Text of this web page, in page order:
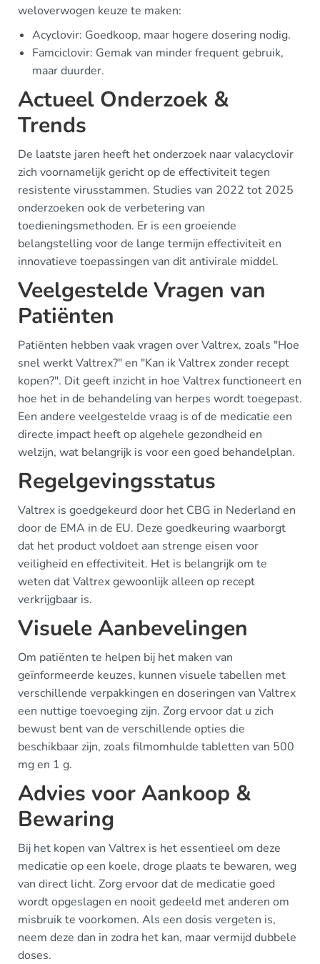
weloverwogen keuze te maken:
Acyclovir: Goedkoop, maar hogere dosering nodig.
Famciclovir: Gemak van minder frequent gebruik,
maar duurder.
Actueel Onderzoek &
Trends
De laatste jaren heeft het onderzoek naar valacyclovir
zich voornamelijk gericht op de effectiviteit tegen
resistente virusstammen. Studies van 2022 tot 2025
onderzoeken ook de verbetering van
toedieningsmethoden. Er is een groeiende
belangstelling voor de lange termijn effectiviteit en
innovatieve toepassingen van dit antivirale middel.
Veelgestelde Vragen van
Patiënten
Patiënten hebben vaak vragen over Valtrex, zoals "Hoe
snel werkt Valtrex?" en "Kan ik Valtrex zonder recept
kopen?". Dit geeft inzicht in hoe Valtrex functioneert en
hoe het in de behandeling van herpes wordt toegepast.
Een andere veelgestelde vraag is of de medicatie een
directe impact heeft op algehele gezondheid en
welzijn, wat belangrijk is voor een goed behandelplan.
Regelgevingsstatus
Valtrex is goedgekeurd door het CBG in Nederland en
door de EMA in de EU. Deze goedkeuring waarborgt
dat het product voldoet aan strenge eisen voor
veiligheid en effectiviteit. Het is belangrijk om te
weten dat Valtrex gewoonlijk alleen op recept
verkrijgbaar is.
Visuele Aanbevelingen
Om patiënten te helpen bij het maken van
geïnformeerde keuzes, kunnen visuele tabellen met
verschillende verpakkingen en doseringen van Valtrex
een nuttige toevoeging zijn. Zorg ervoor dat u zich
bewust bent van de verschillende opties die
beschikbaar zijn, zoals filmomhulde tabletten van 500
mg en 1 g.
Advies voor Aankoop &
Bewaring
Bij het kopen van Valtrex is het essentieel om deze
medicatie op een koele, droge plaats te bewaren, weg
van direct licht. Zorg ervoor dat de medicatie goed
wordt opgeslagen en nooit gedeeld met anderen om
misbruik te voorkomen. Als een dosis vergeten is,
neem deze dan in zodra het kan, maar vermijd dubbele
doses.